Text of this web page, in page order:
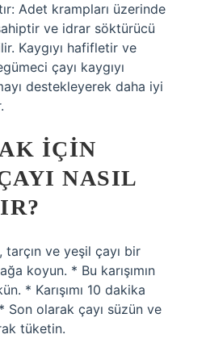
Adet krampları üzerinde
ve idrar söktürücü
Kaygıyı hafifletir ve
çayı kaygıyı
destekleyerek daha iyi
IÇIN
NASIL
ve yeşil çayı bir
koyun. * Bu karışımın
* Karışımı 10 dakika
Son olarak çayı süzün ve
tüketin.